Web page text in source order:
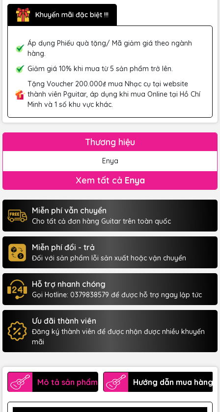
Khuyến mãi đặc biệt !!!
Áp dụng Phiếu quà tặng/ Mã giảm giá theo ngành
hàng.
Giảm giá 10% khi mua từ 5 sản phẩm trở lên.
Tặng Voucher 200.000₫ mua Nhạc cụ tại website
thành viên Pguitar, áp dụng khi mua Online tại Hồ Chí
Minh và 1 số khu vực khác.
Thương hiệu
Enya
Xem tất cả Enya
Miễn phí vẫn chuyển
Cho tất cả đơn hàng Guitar trên toàn quốc
Miễn phí đổi - trả
Đối với sản phẩm lỗi sản xuất hoặc vận chuyển
Hỗ trợ nhanh chóng
Gọi Hotline: 0379838579 để được hỗ trợ ngay lập tức
Ưu đãi thành viên
Đăng ký thành viên để được nhận được nhiều khuyến
mãi
Mô tả sản phẩm Hướng dẫn mua hàng